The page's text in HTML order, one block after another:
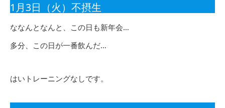
1月3日（火）不摂生
ななんとなんと、この日も新年会…
多分、この日が一番飲んだ…
はいトレーニングなしです。